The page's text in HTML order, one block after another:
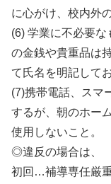
に心がけ、校内外
(6) 学業に不必要
の金銭や貴重品は
て氏名を明記して
(7)携帯電話、スマ
するが、朝のホー
使用しないこと。
◎違反の場合は、
初回…補導専任厳